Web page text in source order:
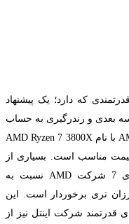
که دارد؛ یک پیشنهاد
بعدی و رندرگیری به حساب
می آید. پردازنده قدرتمند سری 7 شرکت AMD با نام AMD Ryzen 7 3800X
قیمت مناسب است. بسیاری از
مردم از این مسئله آگاهی ندارند که سری 7 شرکت AMD نسبت به
تری برخوردار است. این
قدرتمند شرکت اینتل نیز از